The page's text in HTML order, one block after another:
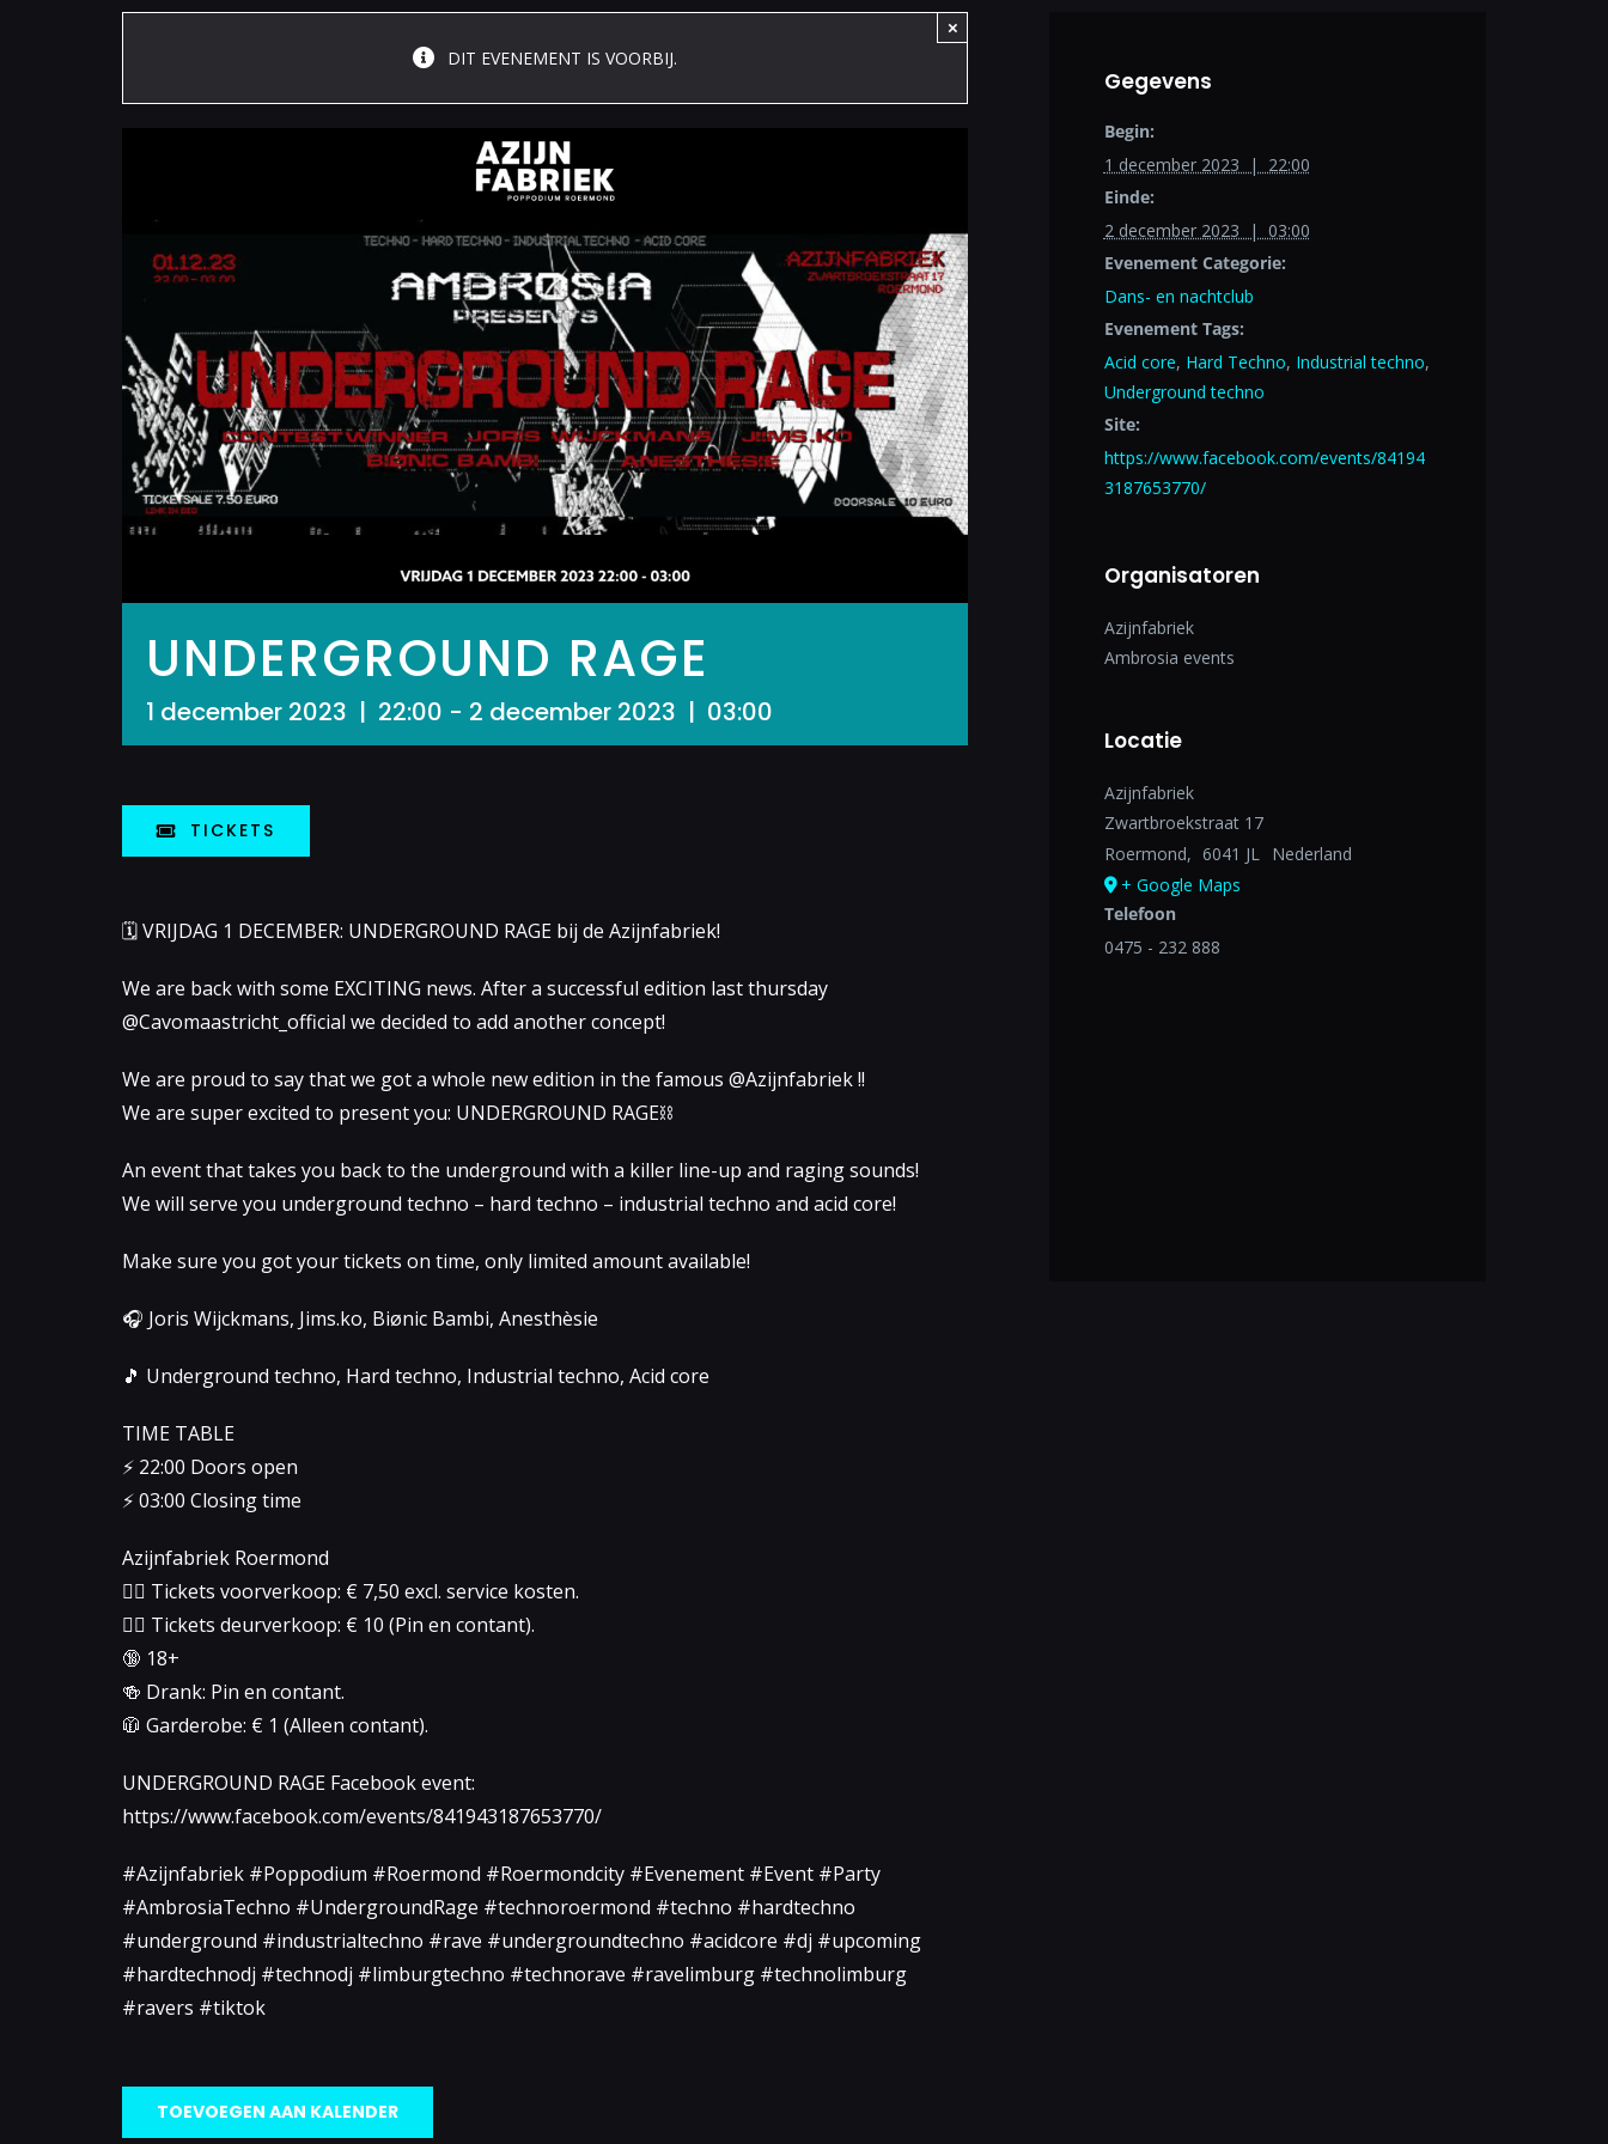
DIT EVENEMENT IS VOORBIJ.
×
UNDERGROUND RAGE
1 december 2023 | 22:00 - 2 december 2023 | 03:00
TICKETS
🗓 VRIJDAG 1 DECEMBER: UNDERGROUND RAGE bij de Azijnfabriek!
We are back with some EXCITING news. After a successful edition last thursday
@Cavomaastricht_official we decided to add another concept!
We are proud to say that we got a whole new edition in the famous @Azijnfabriek !!
We are super excited to present you: UNDERGROUND RAGE⛓️
An event that takes you back to the underground with a killer line-up and raging sounds!
We will serve you underground techno – hard techno – industrial techno and acid core!
Make sure you got your tickets on time, only limited amount available!
🎧 Joris Wijckmans, Jims.ko, Biønic Bambi, Anesthèsie
🎵 Underground techno, Hard techno, Industrial techno, Acid core
TIME TABLE
⚡️ 22:00 Doors open
⚡️ 03:00 Closing time
Azijnfabriek Roermond
👉🏻 Tickets voorverkoop: € 7,50 excl. service kosten.
👉🏻 Tickets deurverkoop: € 10 (Pin en contant).
🔞 18+
🍻 Drank: Pin en contant.
🧥 Garderobe: € 1 (Alleen contant).
UNDERGROUND RAGE Facebook event:
https://www.facebook.com/events/841943187653770/
#Azijnfabriek #Poppodium #Roermond #Roermondcity #Evenement #Event #Party
#AmbrosiaTechno #UndergroundRage #technoroermond #techno #hardtechno
#underground #industrialtechno #rave #undergroundtechno #acidcore #dj #upcoming
#hardtechnodj #technodj #limburgtechno #technorave #ravelimburg #technolimburg
#ravers #tiktok
TOEVOEGEN AAN KALENDER
Gegevens
Begin:
1 december 2023 | 22:00
Einde:
2 december 2023 | 03:00
Evenement Categorie:
Dans- en nachtclub
Evenement Tags:
Acid core, Hard Techno, Industrial techno,
Underground techno
Site:
https://www.facebook.com/events/84194
3187653770/
Organisatoren
Azijnfabriek
Ambrosia events
Locatie
Azijnfabriek
Zwartbroekstraat 17
Roermond, 6041 JL
Nederland
+ Google Maps
Telefoon
0475 - 232 888